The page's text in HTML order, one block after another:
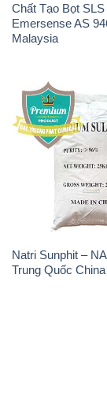
Chất Tạo Bọt
Emersense AS
Malaysia
Natri Sunphit –
Trung Quốc China